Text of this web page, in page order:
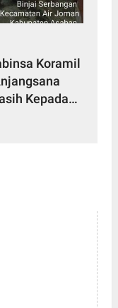
Koramil
Kepada